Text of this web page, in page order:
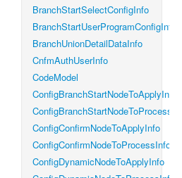
BranchStartSelectConfigInfo
BranchStartUserProgramConfigInfo
BranchUnionDetailDataInfo
CnfmAuthUserInfo
CodeModel
ConfigBranchStartNodeToApplyInfo
ConfigBranchStartNodeToProcessInfo
ConfigConfirmNodeToApplyInfo
ConfigConfirmNodeToProcessInfo
ConfigDynamicNodeToApplyInfo